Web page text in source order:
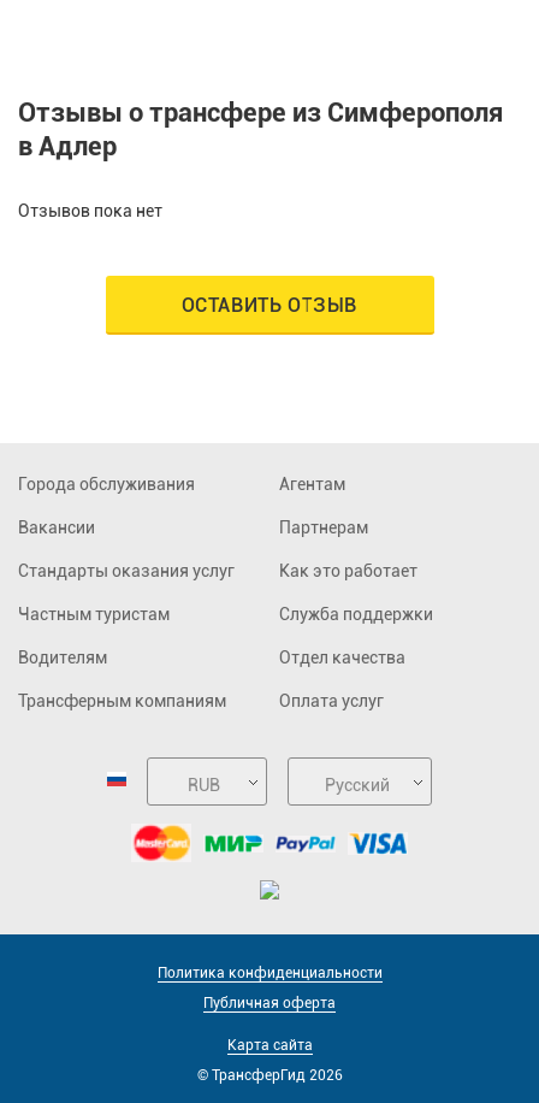
Отзывы о трансфере из Симферополя
в Адлер
Отзывов пока нет
ОСТАВИТЬ ОТЗЫВ
Города обслуживания
Вакансии
Стандарты оказания услуг
Частным туристам
Водителям
Трансферным компаниям
Агентам
Партнерам
Как это работает
Служба поддержки
Отдел качества
Оплата услуг
RUB Русский
Политика конфиденциальности
Публичная оферта
Карта сайта
© ТрансферГид 2026